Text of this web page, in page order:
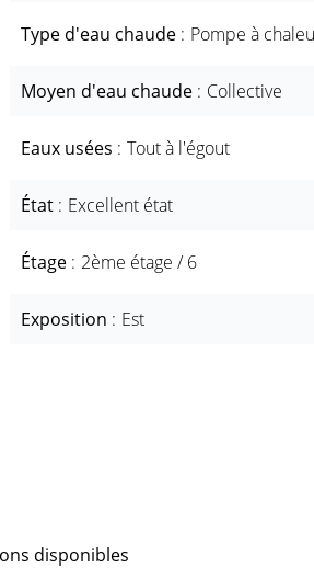
Type d'eau chaude Pompe à
Moyen d'eau chaude Collective
Eaux usées Tout à l'égout
État Excellent état
Étage 2ème étage / 6
Exposition Est
disponibles